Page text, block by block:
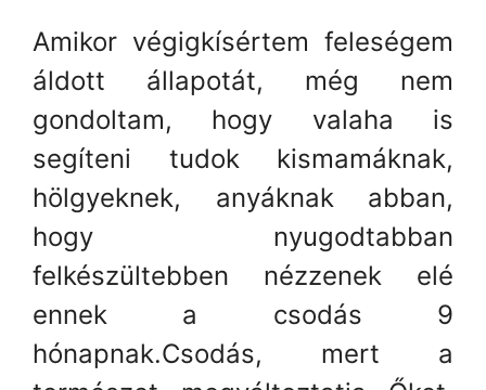
Amikor végigkísértem feleségem
áldott állapotát, még nem
gondoltam, hogy valaha is
segíteni tudok kismamáknak,
hölgyeknek, anyáknak abban,
hogy nyugodtabban
felkészültebben nézzenek elé
ennek a csodás 9
hónapnak.Csodás, mert a